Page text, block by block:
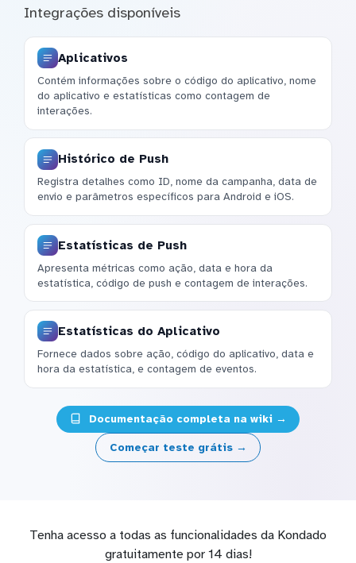
Integrações disponíveis
Aplicativos
Contém informações sobre o código do aplicativo, nome
do aplicativo e estatísticas como contagem de
interações.
Histórico de Push
Registra detalhes como ID, nome da campanha, data de
envio e parâmetros específicos para Android e iOS.
Estatísticas de Push
Apresenta métricas como ação, data e hora da
estatística, código de push e contagem de interações.
Estatísticas do Aplicativo
Fornece dados sobre ação, código do aplicativo, data e
hora da estatística, e contagem de eventos.
Documentação completa na wiki →
Começar teste grátis →
Tenha acesso a todas as funcionalidades da Kondado
gratuitamente por 14 dias!